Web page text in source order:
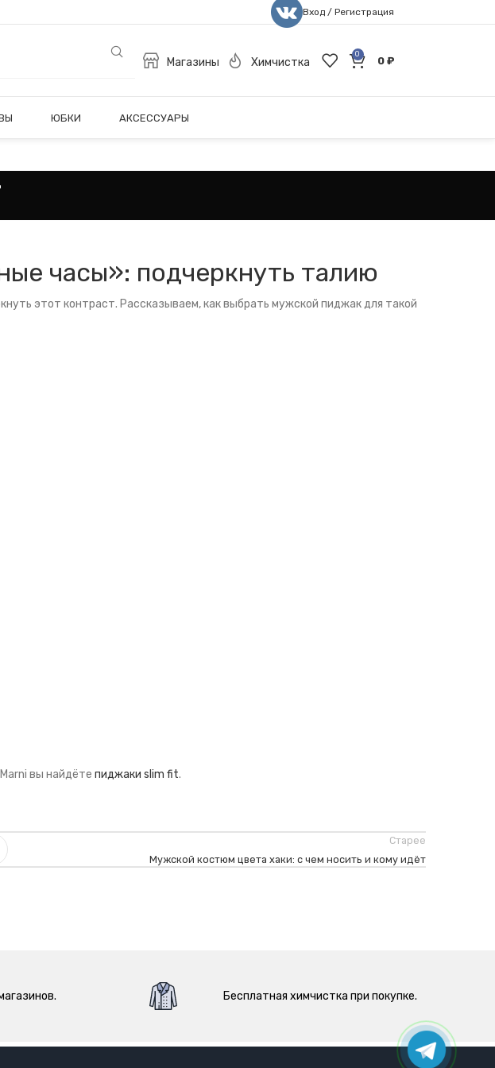
Вход / Регистрация
Магазины Химчистка
0
0 ₽
ЮБКИ АКСЕССУАРЫ
часы»: подчеркнуть талию
этот контраст. Рассказываем, как выбрать мужской пиджак для такой
вы найдёте пиджаки slim fit.
Старее
Мужской костюм цвета хаки: с чем носить и кому идёт
Бесплатная химчистка при покупке.